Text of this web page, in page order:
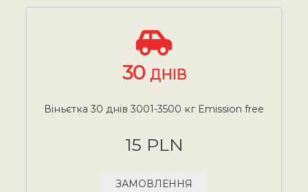
30 ДНІВ
Віньєтка 30 днів 3001-3500 кг Emission free
15 PLN
ЗАМОВЛЕННЯ